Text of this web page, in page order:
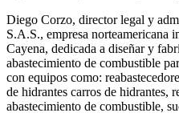
Diego Corzo, director legal y
S.A.S., empresa norteamericana
Cayena, dedicada a diseñar y
abastecimiento de combustible
con equipos como:
de hidrantes carros de hidrantes,
abastecimiento de combustible,